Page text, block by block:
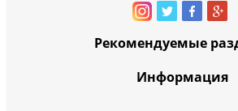
Рекомендуемые
Информация